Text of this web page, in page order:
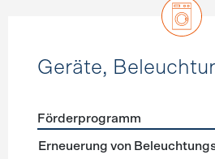
Geräte,
Förderprogramme Geräte,
Förderprogramm
Erneuerung von